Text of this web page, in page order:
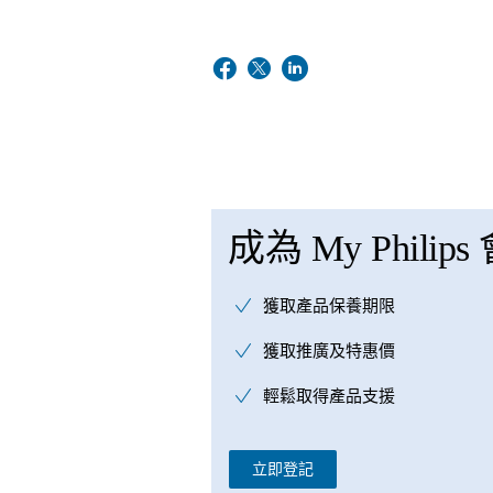
成為 My Philips
獲取產品保養期限
獲取推廣及特惠價
輕鬆取得產品支援
立即登記